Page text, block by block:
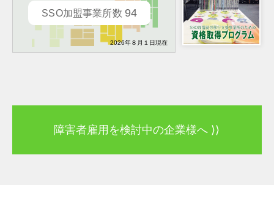
SSO加盟事業所数 94
2026年８月１日現在
障害者雇用を検討中の企業様へ ⟩⟩